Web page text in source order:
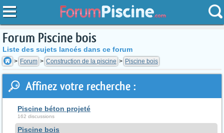
Forum Piscine bois
Liste des sujets lancés dans ce forum
Forum Construction de la piscine Piscine bois
Affinez votre recherche :
Piscine béton projeté
162 discussions
Piscine bois